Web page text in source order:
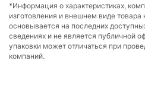
*Информация о характеристиках,
изготовления и внешнем виде товара
основывается на последних
сведениях и не является публичной
упаковки может отличаться при
компаний.